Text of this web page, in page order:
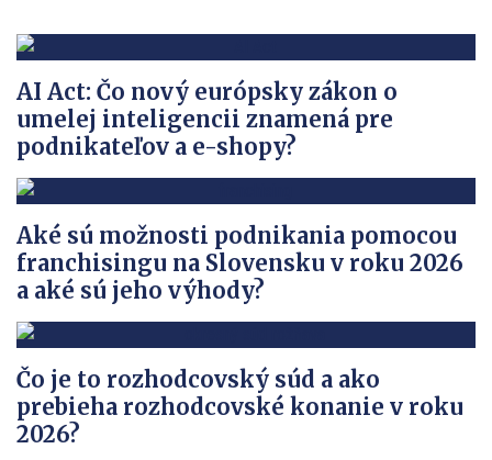
AI Act: Čo nový európsky zákon o
umelej inteligencii znamená pre
podnikateľov a e-shopy?
Aké sú možnosti podnikania pomocou
franchisingu na Slovensku v roku 2026
a aké sú jeho výhody?
Čo je to rozhodcovský súd a ako
prebieha rozhodcovské konanie v roku
2026?